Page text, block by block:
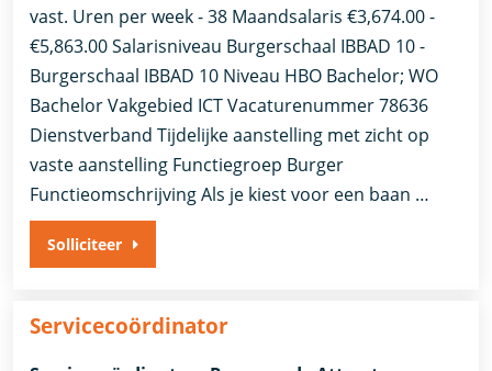
vast. Uren per week - 38 Maandsalaris €3,674.00 -
€5,863.00 Salarisniveau Burgerschaal IBBAD 10 -
Burgerschaal IBBAD 10 Niveau HBO Bachelor; WO
Bachelor Vakgebied ICT Vacaturenummer 78636
Dienstverband ​Tijdelijke aanstelling met zicht op
vaste aanstelling​ Functiegroep Burger
Functieomschrijving Als je kiest voor een baan …
Solliciteer
Servicecoördinator